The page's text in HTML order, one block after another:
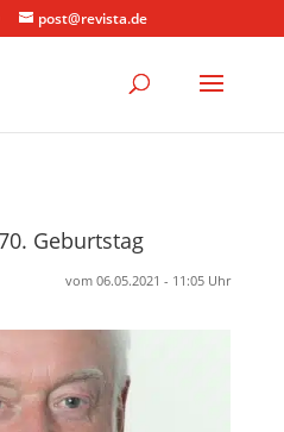
post@revista.de
Geburtstag
vom 06.05.2021 - 11:05 Uhr